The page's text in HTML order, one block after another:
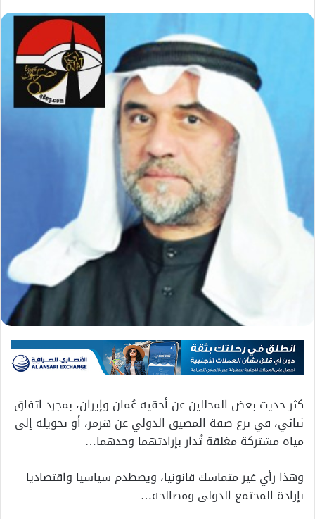
كثر حديث بعض المحللين عن أحقية عُمان وإيران، بمجرد اتفاق
ثنائي، في نزع صفة المضيق الدولي عن هرمز، أو تحويله إلى
مياه مشتركة مغلقة تُدار بإرادتهما وحدهما…
وهذا رأي غير متماسك قانونيا، ويصطدم سياسيا واقتصاديا
بإرادة المجتمع الدولي ومصالحه…